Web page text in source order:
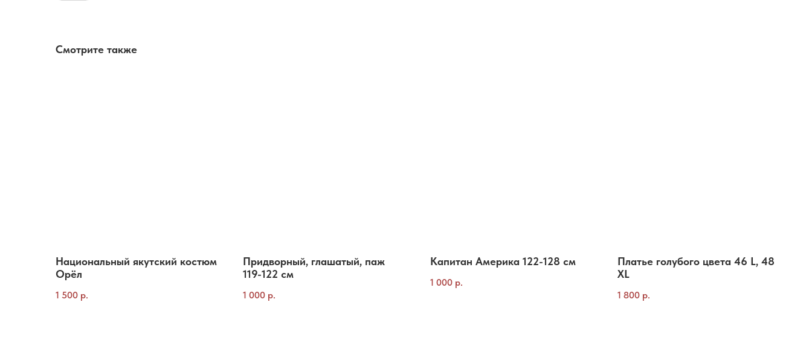
Смотрите также
Национальный якутский костюм
Орёл
1 500 р.
Придворный, глашатый, паж
119-122 см
1 000 р.
Капитан Америка 122-128 см
1 000 р.
Платье голубого цвета 46 L, 48
XL
1 800 р.